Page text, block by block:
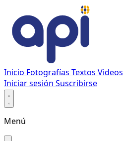
Inicio Fotografías Textos Videos
Iniciar sesión Suscribirse
Menú